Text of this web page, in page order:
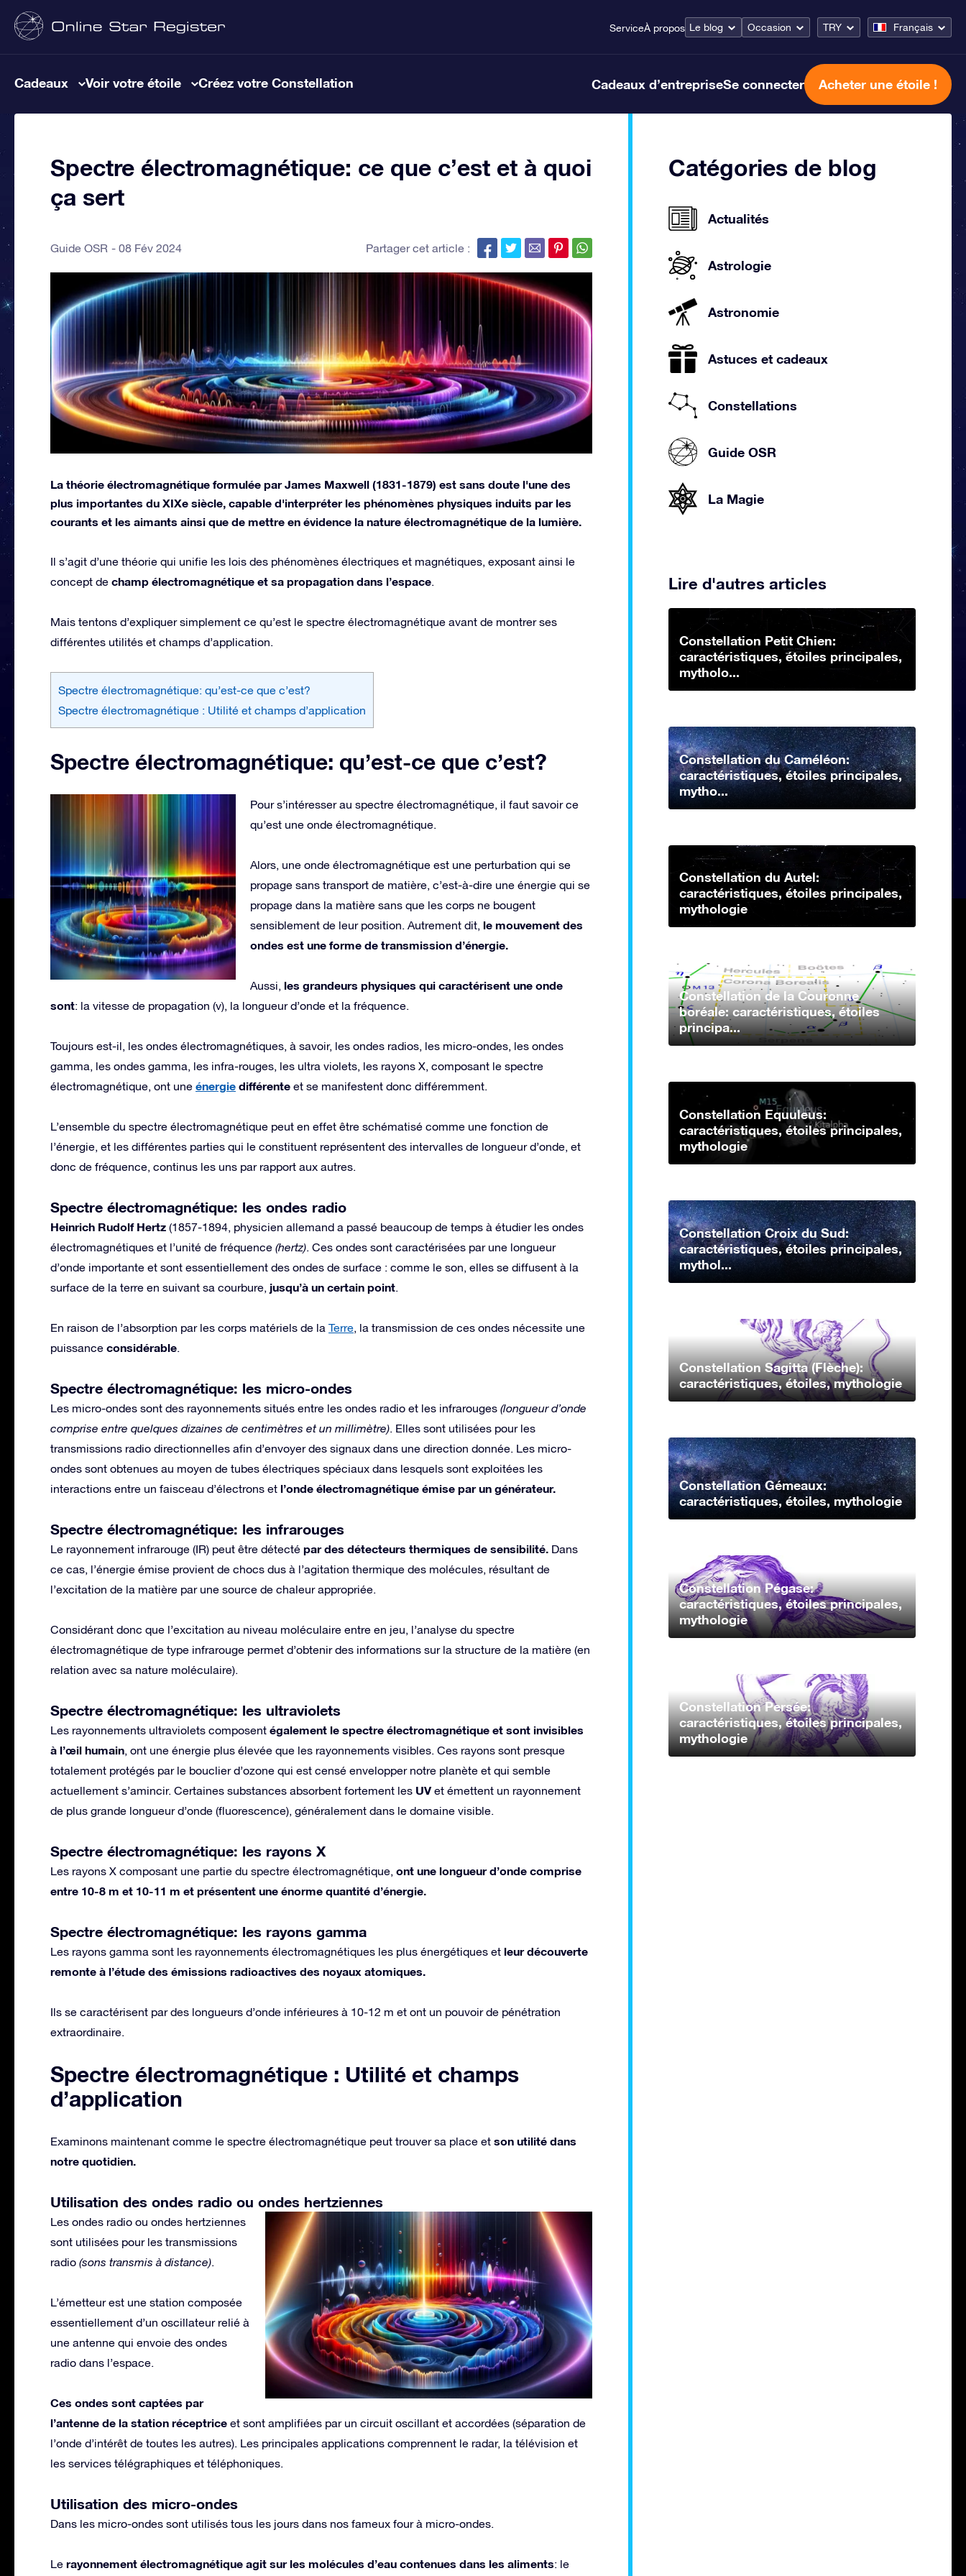
ServiceÀ propos Le blog Occasion TRY Français
Cadeaux Voir votre étoile Créez votre Constellation Cadeaux d’entrepriseSe connecter Acheter une étoile !
Spectre électromagnétique: ce que c’est et à quoi
ça sert
Guide OSR 08 Fév 2024 Partager cet article :
La théorie électromagnétique formulée par James Maxwell (1831-1879) est sans doute l'une des
plus importantes du XIXe siècle, capable d'interpréter les phénomènes physiques induits par les
courants et les aimants ainsi que de mettre en évidence la nature électromagnétique de la lumière.
Il s’agit d’une théorie qui unifie les lois des phénomènes électriques et magnétiques, exposant ainsi le
concept de champ électromagnétique et sa propagation dans l’espace.
Mais tentons d’expliquer simplement ce qu’est le spectre électromagnétique avant de montrer ses
différentes utilités et champs d’application.
Spectre électromagnétique: qu’est-ce que c’est?
Spectre électromagnétique : Utilité et champs d’application
Spectre électromagnétique: qu’est-ce que c’est?
Pour s’intéresser au spectre électromagnétique, il faut savoir ce
qu’est une onde électromagnétique.
Alors, une onde électromagnétique est une perturbation qui se
propage sans transport de matière, c’est-à-dire une énergie qui se
propage dans la matière sans que les corps ne bougent
sensiblement de leur position. Autrement dit, le mouvement des
ondes est une forme de transmission d’énergie.
Aussi, les grandeurs physiques qui caractérisent une onde
sont: la vitesse de propagation (v), la longueur d’onde et la fréquence.
Toujours est-il, les ondes électromagnétiques, à savoir, les ondes radios, les micro-ondes, les ondes
gamma, les ondes gamma, les infra-rouges, les ultra violets, les rayons X, composant le spectre
électromagnétique, ont une énergie différente et se manifestent donc différemment.
L’ensemble du spectre électromagnétique peut en effet être schématisé comme une fonction de
l’énergie, et les différentes parties qui le constituent représentent des intervalles de longueur d’onde, et
donc de fréquence, continus les uns par rapport aux autres.
Spectre électromagnétique: les ondes radio
Heinrich Rudolf Hertz (1857-1894, physicien allemand a passé beaucoup de temps à étudier les ondes
électromagnétiques et l’unité de fréquence (hertz). Ces ondes sont caractérisées par une longueur
d’onde importante et sont essentiellement des ondes de surface : comme le son, elles se diffusent à la
surface de la terre en suivant sa courbure, jusqu’à un certain point.
En raison de l’absorption par les corps matériels de la Terre, la transmission de ces ondes nécessite une
puissance considérable.
Spectre électromagnétique: les micro-ondes
Les micro-ondes sont des rayonnements situés entre les ondes radio et les infrarouges (longueur d’onde
comprise entre quelques dizaines de centimètres et un millimètre). Elles sont utilisées pour les
transmissions radio directionnelles afin d’envoyer des signaux dans une direction donnée. Les micro-
ondes sont obtenues au moyen de tubes électriques spéciaux dans lesquels sont exploitées les
interactions entre un faisceau d’électrons et l’onde électromagnétique émise par un générateur.
Spectre électromagnétique: les infrarouges
Le rayonnement infrarouge (IR) peut être détecté par des détecteurs thermiques de sensibilité. Dans
ce cas, l’énergie émise provient de chocs dus à l’agitation thermique des molécules, résultant de
l’excitation de la matière par une source de chaleur appropriée.
Considérant donc que l’excitation au niveau moléculaire entre en jeu, l’analyse du spectre
électromagnétique de type infrarouge permet d’obtenir des informations sur la structure de la matière (en
relation avec sa nature moléculaire).
Spectre électromagnétique: les ultraviolets
Les rayonnements ultraviolets composent également le spectre électromagnétique et sont invisibles
à l’œil humain, ont une énergie plus élevée que les rayonnements visibles. Ces rayons sont presque
totalement protégés par le bouclier d’ozone qui est censé envelopper notre planète et qui semble
actuellement s’amincir. Certaines substances absorbent fortement les UV et émettent un rayonnement
de plus grande longueur d’onde (fluorescence), généralement dans le domaine visible.
Spectre électromagnétique: les rayons X
Les rayons X composant une partie du spectre électromagnétique, ont une longueur d’onde comprise
entre 10-8 m et 10-11 m et présentent une énorme quantité d’énergie.
Spectre électromagnétique: les rayons gamma
Les rayons gamma sont les rayonnements électromagnétiques les plus énergétiques et leur découverte
remonte à l’étude des émissions radioactives des noyaux atomiques.
Ils se caractérisent par des longueurs d’onde inférieures à 10-12 m et ont un pouvoir de pénétration
extraordinaire.
Spectre électromagnétique : Utilité et champs
d’application
Examinons maintenant comme le spectre électromagnétique peut trouver sa place et son utilité dans
notre quotidien.
Utilisation des ondes radio ou ondes hertziennes
Les ondes radio ou ondes hertziennes
sont utilisées pour les transmissions
radio (sons transmis à distance).
L’émetteur est une station composée
essentiellement d’un oscillateur relié à
une antenne qui envoie des ondes
radio dans l’espace.
Ces ondes sont captées par
l’antenne de la station réceptrice et sont amplifiées par un circuit oscillant et accordées (séparation de
l’onde d’intérêt de toutes les autres). Les principales applications comprennent le radar, la télévision et
les services télégraphiques et téléphoniques.
Utilisation des micro-ondes
Dans les micro-ondes sont utilisés tous les jours dans nos fameux four à micro-ondes.
Le rayonnement électromagnétique agit sur les molécules d’eau contenues dans les aliments: le
Catégories de blog
Actualités
Astrologie
Astronomie
Astuces et cadeaux
Constellations
Guide OSR
La Magie
Lire d'autres articles
Constellation Petit Chien:
caractéristiques, étoiles principales,
mytholo...
Constellation du Caméléon:
caractéristiques, étoiles principales,
mytho...
Constellation du Autel:
caractéristiques, étoiles principales,
mythologie
Constellation de la Couronne
boréale: caractéristiques, étoiles
principa...
Constellation Equuleus:
caractéristiques, étoiles principales,
mythologie
Constellation Croix du Sud:
caractéristiques, étoiles principales,
mythol...
Constellation Sagitta (Flèche):
caractéristiques, étoiles, mythologie
Constellation Gémeaux:
caractéristiques, étoiles, mythologie
Constellation Pégase:
caractéristiques, étoiles principales,
mythologie
Constellation Persée:
caractéristiques, étoiles principales,
mythologie